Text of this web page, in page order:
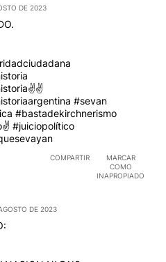
DE 2023
#sevan
#bastadekirchnerismo
#juiciopolítico
COMPARTIR
MARCAR
COMO
INAPROPIADO
DE 2023